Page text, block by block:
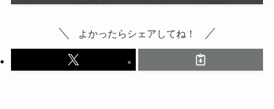
よかったらシェアしてね！